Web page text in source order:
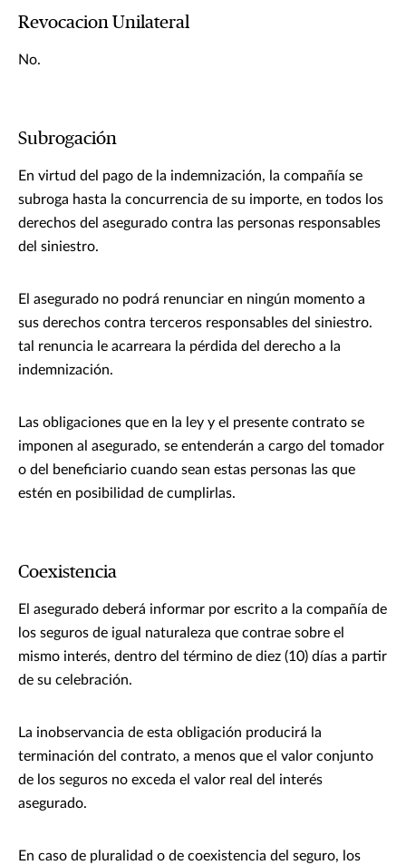
Revocacion Unilateral
No.
Subrogación
En virtud del pago de la indemnización, la compañía se
subroga hasta la concurrencia de su importe, en todos los
derechos del asegurado contra las personas responsables
del siniestro.
El asegurado no podrá renunciar en ningún momento a
sus derechos contra terceros responsables del siniestro.
tal renuncia le acarreara la pérdida del derecho a la
indemnización.
Las obligaciones que en la ley y el presente contrato se
imponen al asegurado, se entenderán a cargo del tomador
o del beneficiario cuando sean estas personas las que
estén en posibilidad de cumplirlas.
Coexistencia
El asegurado deberá informar por escrito a la compañía de
los seguros de igual naturaleza que contrae sobre el
mismo interés, dentro del término de diez (10) días a partir
de su celebración.
La inobservancia de esta obligación producirá la
terminación del contrato, a menos que el valor conjunto
de los seguros no exceda el valor real del interés
asegurado.
En caso de pluralidad o de coexistencia del seguro, los